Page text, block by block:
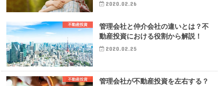
2020.02.26
不動産投資
管理会社と仲介会社の違いとは？不
動産投資における役割から解説！
2020.02.25
不動産投資
管理会社が不動産投資を左右する？